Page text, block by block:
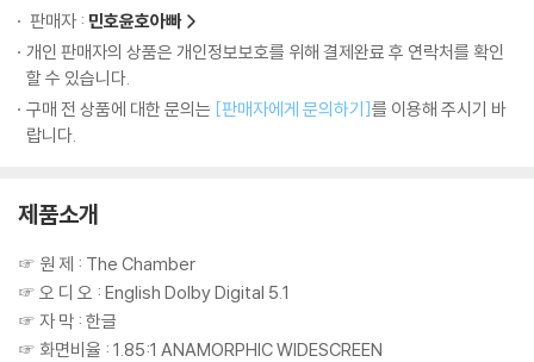
판매자 : 민호윤호아빠
개인 판매자의 상품은 개인정보보호를 위해 결제완료 후 연락처를 확인
할 수 있습니다.
구매 전 상품에 대한 문의는 [판매자에게 문의하기]를 이용해 주시기 바
랍니다.
제품소개
☞ 원 제 : The Chamber
☞ 오 디 오 : English Dolby Digital 5.1
☞ 자 막 : 한글
☞ 화면비율 : 1.85:1 ANAMORPHIC WIDESCREEN